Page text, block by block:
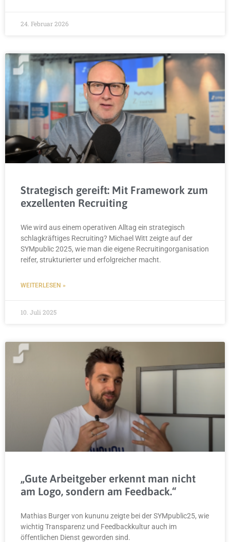
24. Februar 2026
Strategisch gereift: Mit Framework zum
exzellenten Recruiting
Wie wird aus einem operativen Alltag ein strategisch
schlagkräftiges Recruiting? Michael Witt zeigte auf der
SYMpublic 2025, wie man die eigene Recruitingorganisation
reifer, strukturierter und erfolgreicher macht.
WEITERLESEN »
10. Juli 2025
„Gute Arbeitgeber erkennt man nicht
am Logo, sondern am Feedback.“
Mathias Burger von kununu zeigte bei der SYMpublic25, wie
wichtig Transparenz und Feedbackkultur auch im
öffentlichen Dienst geworden sind.